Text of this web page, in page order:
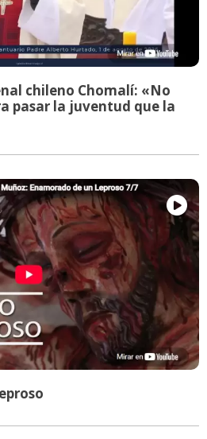
chileno Chomalí: «No
pasar la juventud que la